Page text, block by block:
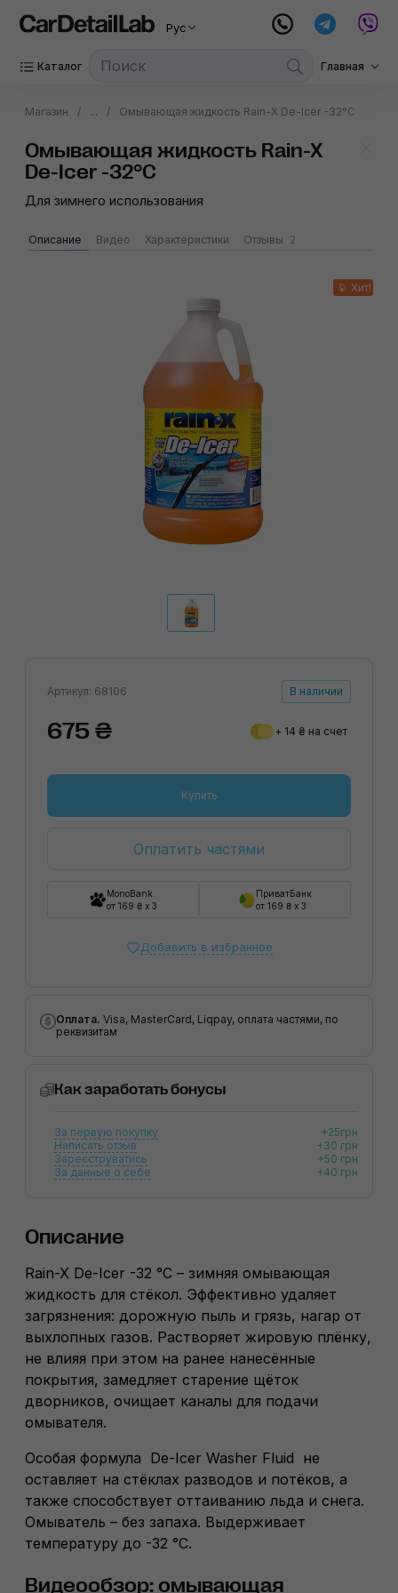
Рус
Каталог Главная
Магазин ... Омывающая жидкость Rain-X De-Icer -32°C
Омывающая жидкость Rain-X
De-Icer -32°C
Для зимнего использования
Описание Видео Характеристики Отзывы 2
Хит!
Артикул: 68106 В наличии
675 ₴ + 14 ₴ на счет
Купить
Оплатить частями
MonoBank
от 169 ₴ x 3
ПриватБанк
от 169 ₴ x 3
Добавить в избранное
Оплата. Visa, MasterCard, Liqpay, оплата частями, по
реквизитам
Как заработать бонусы
За первую покупку
+25грн
Написать отзыв
+30 грн
Зареєструватись
+50 грн
За данные о себе
+40 грн
Описание
Rain-X De-Icer -32 °C – зимняя омывающая
жидкость для стёкол. Эффективно удаляет
загрязнения: дорожную пыль и грязь, нагар от
выхлопных газов. Растворяет жировую плёнку,
не влияя при этом на ранее нанесённые
покрытия, замедляет старение щёток
дворников, очищает каналы для подачи
омывателя.
Особая формула De-Icer Washer Fluid не
оставляет на стёклах разводов и потёков, а
также способствует оттаиванию льда и снега.
Омыватель – без запаха. Выдерживает
температуру до -32 °C.
Видеообзор: омывающая